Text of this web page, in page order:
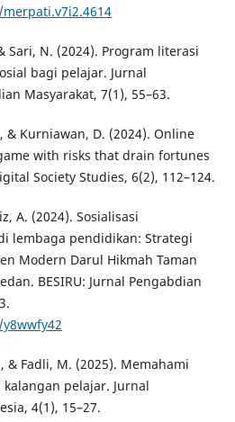
Sari, N. (2024). Program literasi
bagi pelajar. Jurnal
Masyarakat, 7(1), 55–63.
& Kurniawan, D. (2024). Online
with risks that drain fortunes
Society Studies, 6(2), 112–124.
A. (2024). Sosialisasi
lembaga pendidikan: Strategi
Modern Darul Hikmah Taman
BESIRU: Jurnal Pengabdian
& Fadli, M. (2025). Memahami
pelajar. Jurnal
4(1), 15–27.